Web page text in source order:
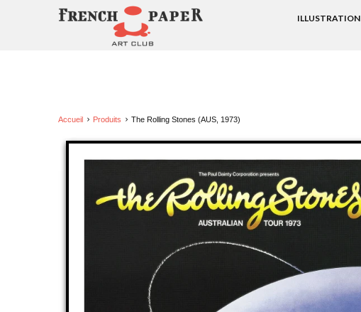
ILLUSTRATION
Accueil Produits The Rolling Stones (AUS, 1973)